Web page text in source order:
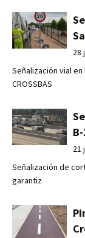
28
Señalización vial
CROSSBAS
21
Señalización de
garantiz